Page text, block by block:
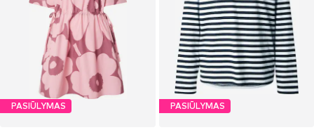
PASIŪLYMAS PASIŪLYMAS